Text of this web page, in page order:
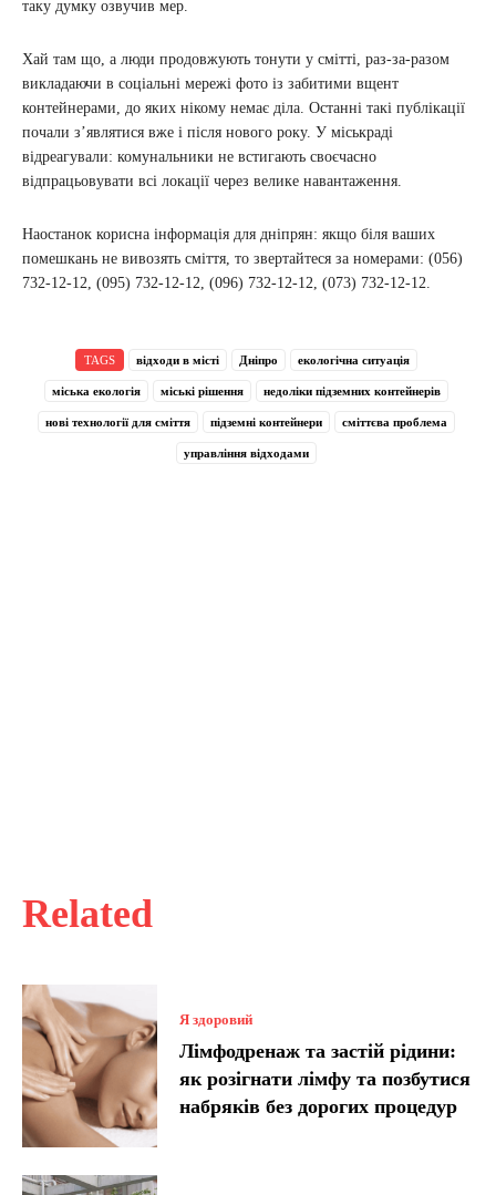
Related
Я здоровий
Лімфодренаж та застій рідини:
як розігнати лімфу та позбутися
набряків без дорогих процедур
таку думку озвучив мер.
Хай там що, а люди продовжують тонути у смітті, раз-за-разом
викладаючи в соціальні мережі фото із забитими вщент
контейнерами, до яких нікому немає діла. Останні такі публікації
почали з’являтися вже і після нового року. У міськраді
відреагували: комунальники не встигають своєчасно
відпрацьовувати всі локації через велике навантаження.
Наостанок корисна інформація для дніпрян: якщо біля ваших
помешкань не вивозять сміття, то звертайтеся за номерами: (056)
732-12-12, (095) 732-12-12, (096) 732-12-12, (073) 732-12-12.
TAGS відходи в місті Дніпро екологічна ситуація
міська екологія міські рішення недоліки підземних контейнерів
нові технології для сміття підземні контейнери сміттєва проблема
управління відходами